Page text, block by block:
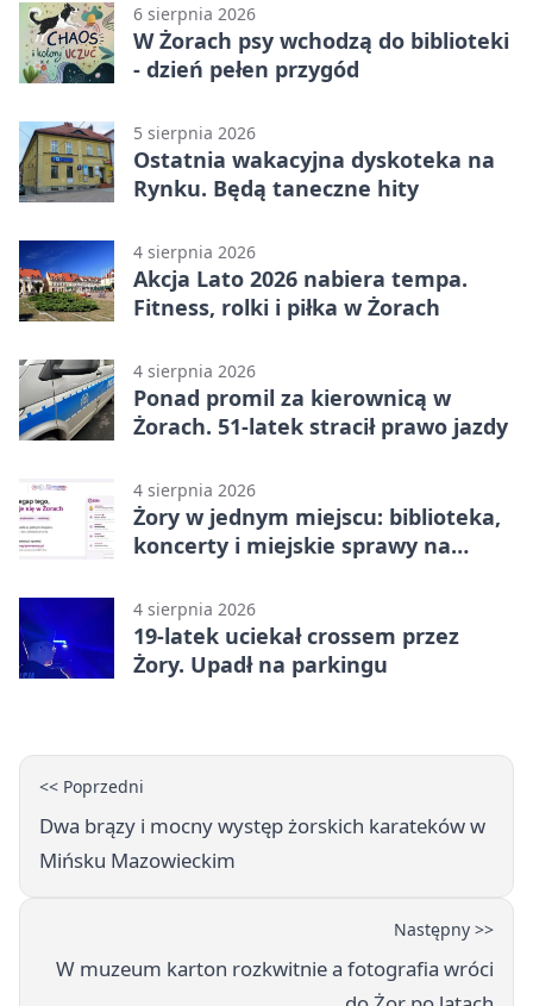
6 sierpnia 2026
W Żorach psy wchodzą do biblioteki
- dzień pełen przygód
5 sierpnia 2026
Ostatnia wakacyjna dyskoteka na
Rynku. Będą taneczne hity
4 sierpnia 2026
Akcja Lato 2026 nabiera tempa.
Fitness, rolki i piłka w Żorach
4 sierpnia 2026
Ponad promil za kierownicą w
Żorach. 51-latek stracił prawo jazdy
4 sierpnia 2026
Żory w jednym miejscu: biblioteka,
koncerty i miejskie sprawy na
4 sierpnia 2026
19-latek uciekał crossem przez
Żory. Upadł na parkingu
<< Poprzedni
Dwa brązy i mocny występ żorskich karateków w
Mińsku Mazowieckim
Następny >>
W muzeum karton rozkwitnie a fotografia wróci